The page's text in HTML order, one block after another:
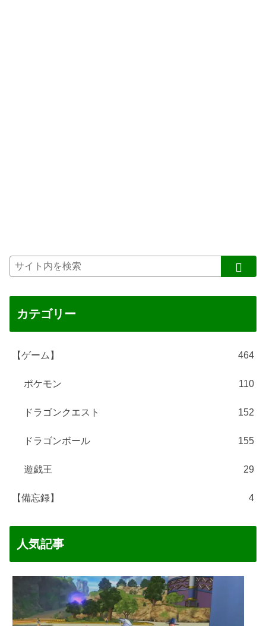
カテゴリー
【ゲーム】 464
ポケモン 110
ドラゴンクエスト 152
ドラゴンボール 155
遊戯王 29
【備忘録】 4
人気記事